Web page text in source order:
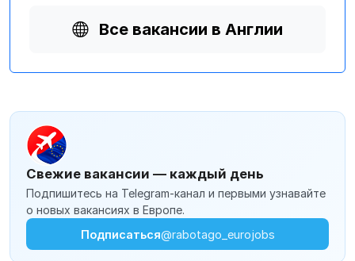
Все вакансии в Англии
Свежие вакансии — каждый день
Подпишитесь на Telegram-канал и первыми узнавайте
о новых вакансиях в Европе.
Подписаться@rabotago_eurojobs